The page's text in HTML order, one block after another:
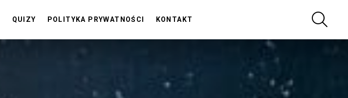
QUIZY POLITYKA PRYWATNOŚCI KONTAKT